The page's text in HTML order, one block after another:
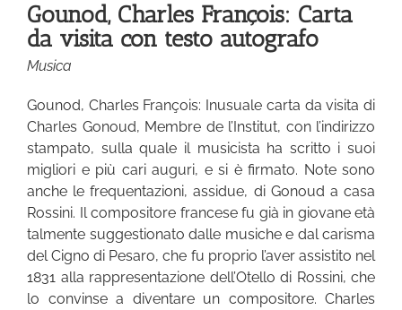
Gounod, Charles François: Carta
da visita con testo autografo
Musica
Gounod, Charles François: Inusuale carta da visita di
Charles Gonoud, Membre de l’Institut, con l’indirizzo
stampato, sulla quale il musicista ha scritto i suoi
migliori e più cari auguri, e si è firmato. Note sono
anche le frequentazioni, assidue, di Gonoud a casa
Rossini. Il compositore francese fu già in giovane età
talmente suggestionato dalle musiche e dal carisma
del Cigno di Pesaro, che fu proprio l’aver assistito nel
1831 alla rappresentazione dell’Otello di Rossini, che
lo convinse a diventare un compositore. Charles